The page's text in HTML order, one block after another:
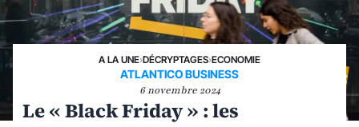
A LA UNE›DÉCRYPTAGES›ECONOMIE
ATLANTICO BUSINESS
6 novembre 2024
Le « Black Friday » : les